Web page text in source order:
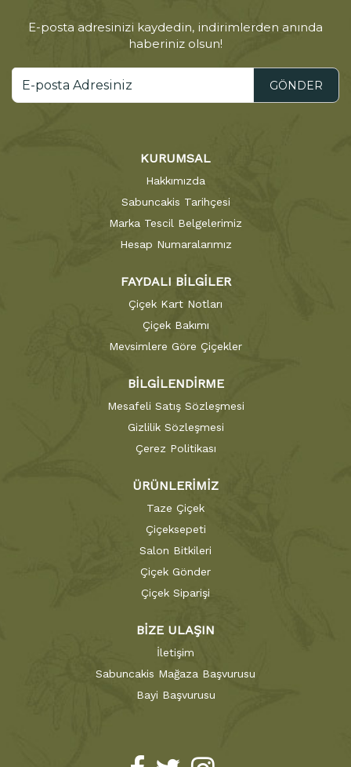
E-posta adresinizi kaydedin, indirimlerden anında
haberiniz olsun!
GÖNDER
KURUMSAL
Hakkımızda
Sabuncakis Tarihçesi
Marka Tescil Belgelerimiz
Hesap Numaralarımız
FAYDALI BİLGİLER
Çiçek Kart Notları
Çiçek Bakımı
Mevsimlere Göre Çiçekler
BİLGİLENDİRME
Mesafeli Satış Sözleşmesi
Gizlilik Sözleşmesi
Çerez Politikası
ÜRÜNLERİMİZ
Taze Çiçek
Çiçeksepeti
Salon Bitkileri
Çiçek Gönder
Çiçek Siparişi
BİZE ULAŞIN
İletişim
Sabuncakis Mağaza Başvurusu
Bayi Başvurusu